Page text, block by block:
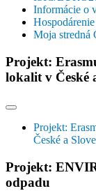
Informácie o
Moja stredná
Projekt:
lokalit v České
Projekt:
České a
Projekt:
odpadu